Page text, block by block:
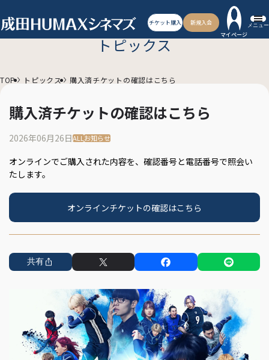
チケット購入
新規入会
マイページ
メニュー
トピックス
TOP トピックス 購入済チケットの確認はこちら
購入済チケットの確認はこちら
2026年06月26日ALLお知らせ
オンラインでご購入された内容を、確認番号と電話番号で照会い
たします。
オンラインチケットの確認はこちら
共有